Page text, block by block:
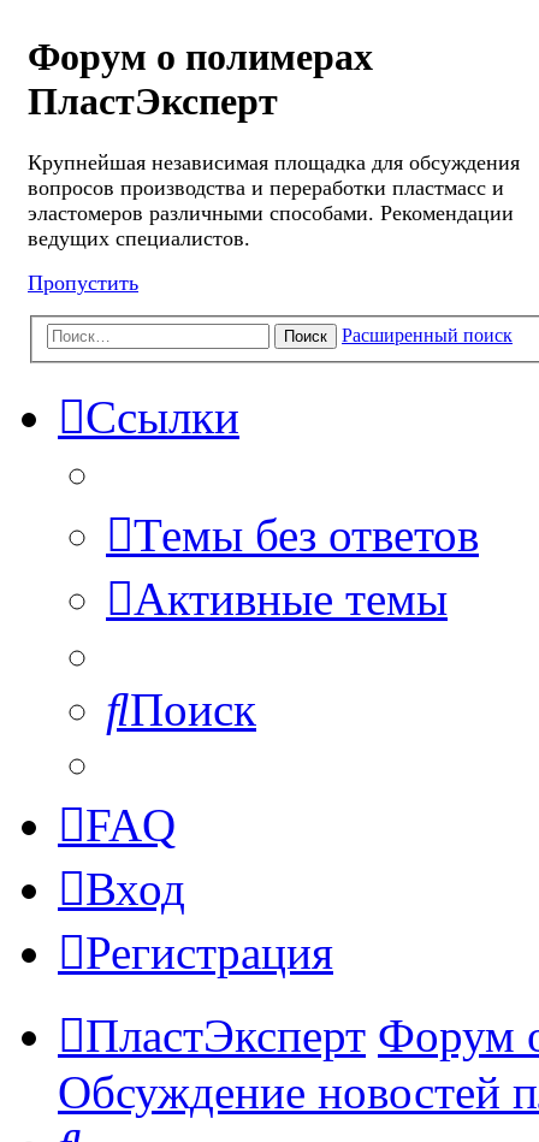
Форум о полимерах
ПластЭксперт
Крупнейшая независимая площадка для обсуждения
вопросов производства и переработки пластмасс и
эластомеров различными способами. Рекомендации
ведущих специалистов.
Пропустить
Поиск Расширенный поиск
Ссылки
Темы без ответов
Активные темы
Поиск
FAQ
Вход
Регистрация
ПластЭксперт Форум
Обсуждение новостей